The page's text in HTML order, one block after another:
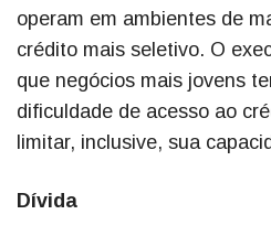
operam em ambientes de
crédito mais seletivo. O
que negócios mais jovens
dificuldade de acesso ao
limitar, inclusive, sua
Dívida